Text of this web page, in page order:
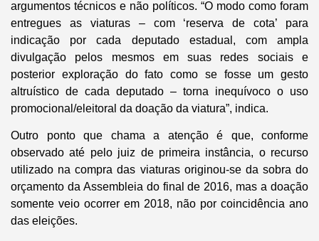
argumentos técnicos e não políticos. “O modo como foram
entregues as viaturas – com ‘reserva de cota’ para
indicação por cada deputado estadual, com ampla
divulgação pelos mesmos em suas redes sociais e
posterior exploração do fato como se fosse um gesto
altruístico de cada deputado – torna inequívoco o uso
promocional/eleitoral da doação da viatura”, indica.
Outro ponto que chama a atenção é que, conforme
observado até pelo juiz de primeira instância, o recurso
utilizado na compra das viaturas originou-se da sobra do
orçamento da Assembleia do final de 2016, mas a doação
somente veio ocorrer em 2018, não por coincidência ano
das eleições.